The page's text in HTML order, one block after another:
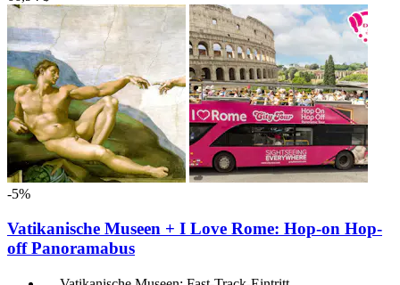
-5%
Vatikanische Museen + I Love Rome: Hop-on Hop-
off Panoramabus